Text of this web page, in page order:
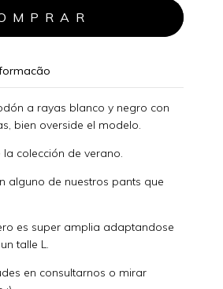
a rayas blanco y negro con
bien overside el modelo.
colección de verano.
alguno de nuestros pants que
es super amplia adaptandose
talle L.
en consultarnos o mirar